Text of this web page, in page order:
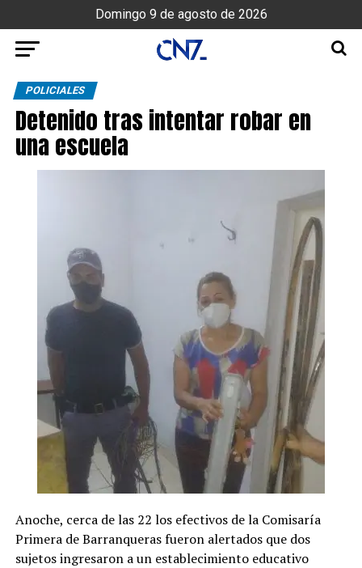
Domingo 9 de agosto de 2026
POLICIALES
Detenido tras intentar robar en
una escuela
Anoche, cerca de las 22 los efectivos de la Comisaría
Primera de Barranqueras fueron alertados que dos
sujetos ingresaron a un establecimiento educativo